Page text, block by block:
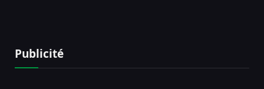
Publicité